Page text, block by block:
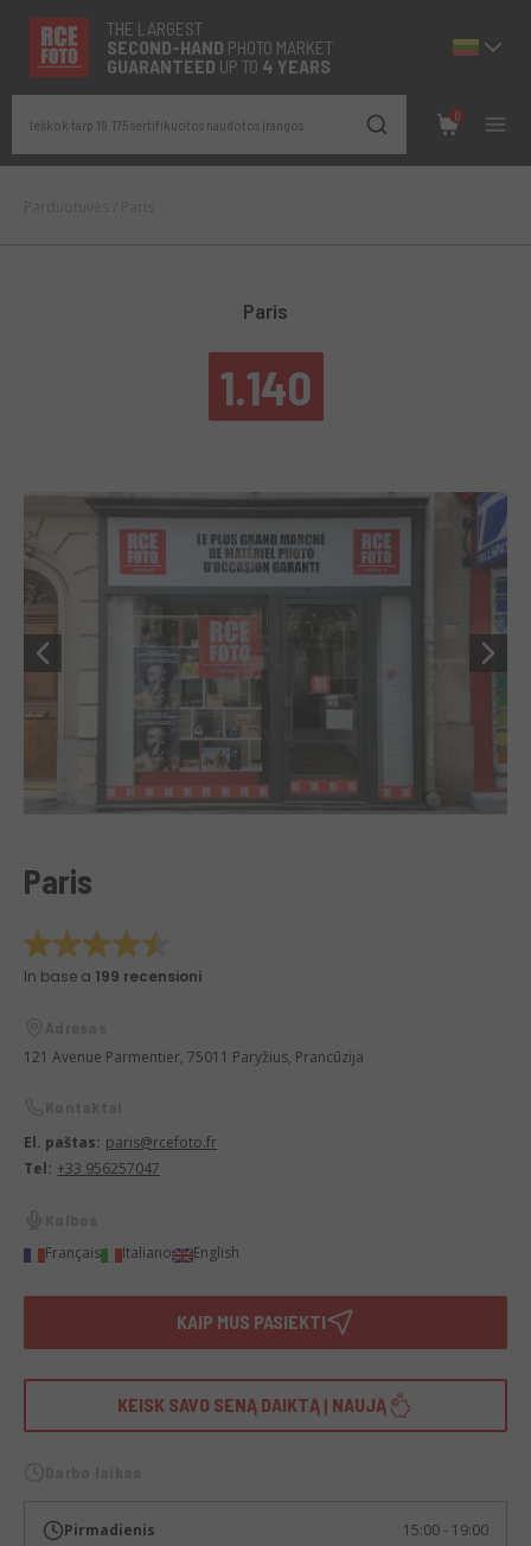
THE LARGEST
SECOND-HAND PHOTO MARKET
GUARANTEED UP TO 4 YEARS
Ieškok tarp 19.175 sertifikuotos naudotos įrangos
0
Paris
1.140
Paris
In base a 199 recensioni
121 Avenue Parmentier, 75011 Paryžius, Prancūzija
El. paštas: paris@rcefoto.fr
Tel: +33 956257047
Français
Italiano English
KAIP MUS PASIEKTI
KEISK SAVO SENĄ DAIKTĄ Į NAUJĄ
Pirmadienis 15:00 - 19:00